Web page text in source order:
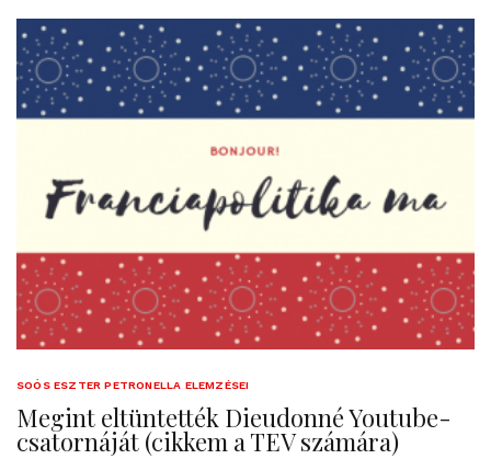
SOÓS ESZTER PETRONELLA ELEMZÉSEI
Megint eltüntették Dieudonné Youtube-
csatornáját (cikkem a TEV számára)